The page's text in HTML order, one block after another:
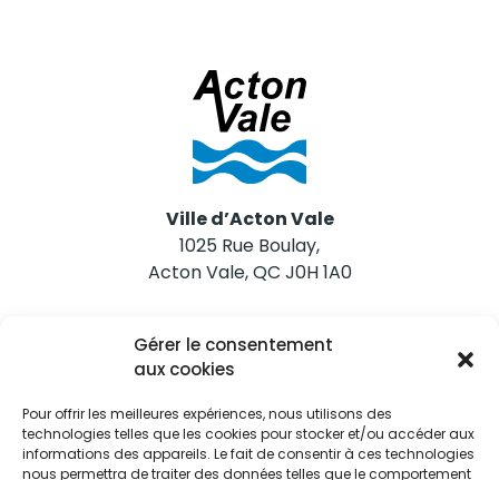
Gérer le consentement
aux cookies
Pour offrir les meilleures expériences, nous utilisons des
technologies telles que les cookies pour stocker et/ou accéder aux
informations des appareils. Le fait de consentir à ces technologies
nous permettra de traiter des données telles que le comportement
Ville d’Acton Vale
1025 Rue Boulay,
Acton Vale, QC J0H 1A0
Nous joindre
Tél. 450 546-2703